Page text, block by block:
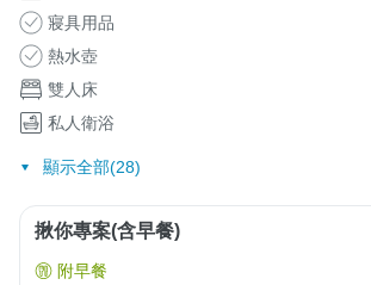
寢具用品
熱水壺
雙人床
私人衛浴
顯示全部(28)
揪你專案(含早餐)
附早餐